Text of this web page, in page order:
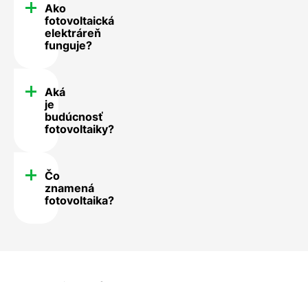
Ako
fotovoltaická
elektráreň
funguje?
Aká
je
budúcnosť
fotovoltaiky?
Čo
znamená
fotovoltaika?